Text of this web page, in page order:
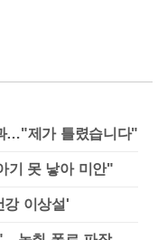
…"제가 틀렸습니다"
기 못 낳아 미안"
이상설'